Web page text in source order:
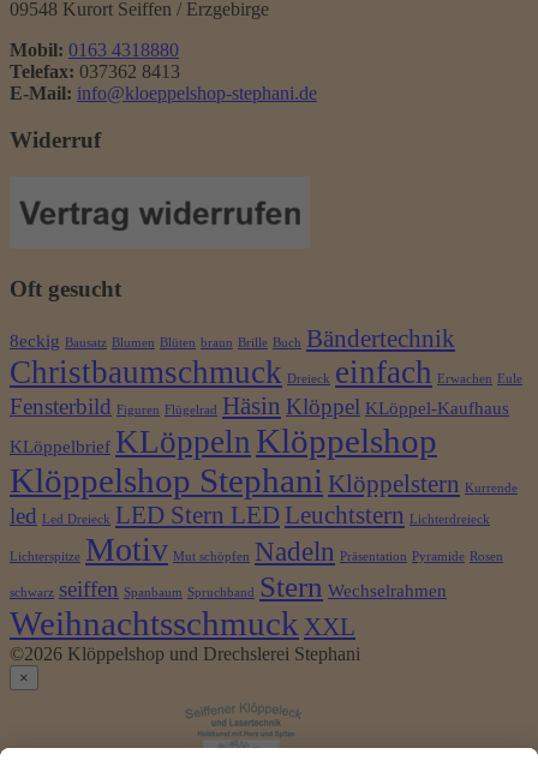
09548 Kurort Seiffen / Erzgebirge
Mobil: 0163 4318880
Telefax: 037362 8413
E-Mail: info@kloeppelshop-stephani.de
Widerruf
Oft gesucht
8eckig Bausatz Blumen Blüten braun Brille Buch Bändertechnik
Christbaumschmuck Dreieck einfach Erwachen Eule
Fensterbild Figuren Flügelrad Häsin Klöppel KLöppel-Kaufhaus
KLöppelbrief KLöppeln Klöppelshop
Klöppelshop Stephani Klöppelstern Kurrende
led Led Dreieck LED Stern LED Leuchtstern Lichterdreieck
Lichterspitze Motiv Mut schöpfen Nadeln Präsentation Pyramide Rosen
schwarz seiffen Spanbaum Spruchband Stern Wechselrahmen
Weihnachtsschmuck XXL
©2026 Klöppelshop und Drechslerei Stephani
×